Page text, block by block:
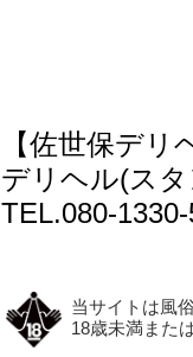
当サイトは風
18歳未満また
【佐世保デ
デリヘル(ス
TEL.080-